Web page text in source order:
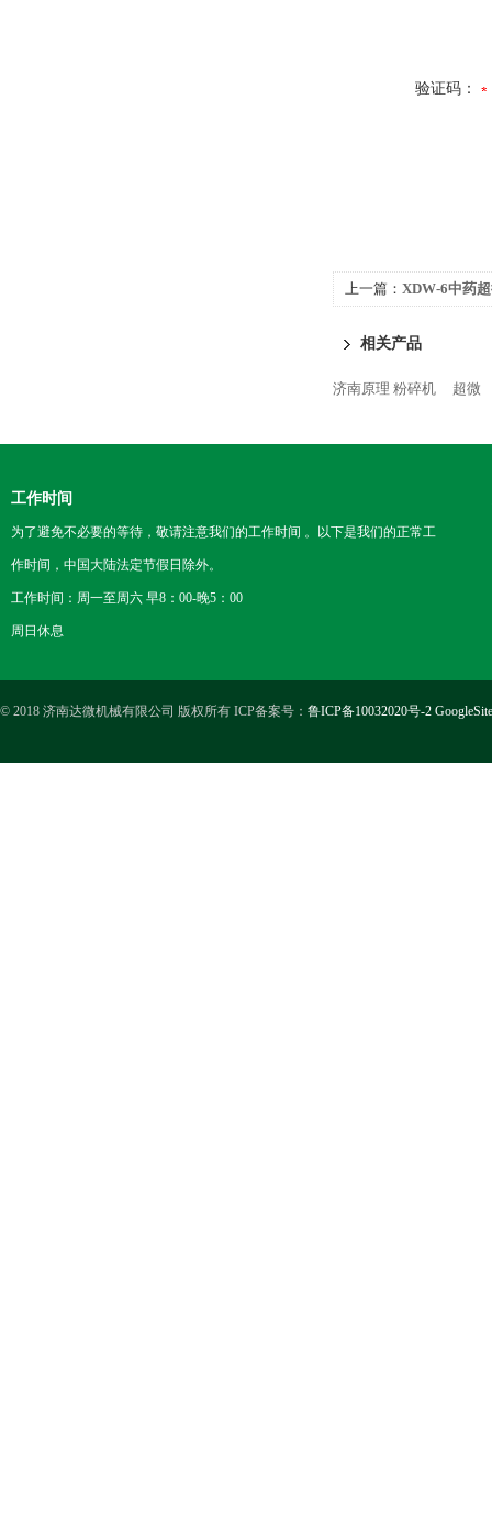
验证码：
上一篇： XDW-6中药
相关产品
济南原理 粉碎机 超微
工作时间
为了避免不必要的等待，敬请注意我们的工作时间 。以下是我们的正常工
作时间，中国大陆法定节假日除外。
工作时间：周一至周六 早8：00-晚5：00
周日休息
© 2018 济南达微机械有限公司 版权所有 ICP备案号： 鲁ICP备10032020号-2